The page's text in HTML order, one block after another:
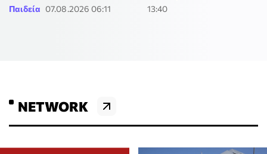
Παιδεία 07.08.2026 06:11
13:40
NETWORK